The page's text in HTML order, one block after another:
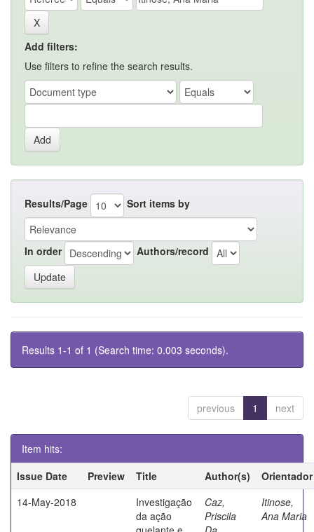
Add filters:
Use filters to refine the search results.
Results/Page Sort items by
In order Authors/record
Results 1-1 of 1 (Search time: 0.003 seconds).
previous 1 next
Item hits:
Issue Date
Preview Title Author(s)
Orientador
14-May-2018
Investigação
da ação
Caz,
Priscila
Itinose,
Ana Maria